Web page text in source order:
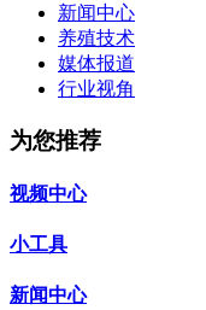
新闻中心
养殖技术
媒体报道
行业视角
为您推荐
视频中心
小工具
新闻中心